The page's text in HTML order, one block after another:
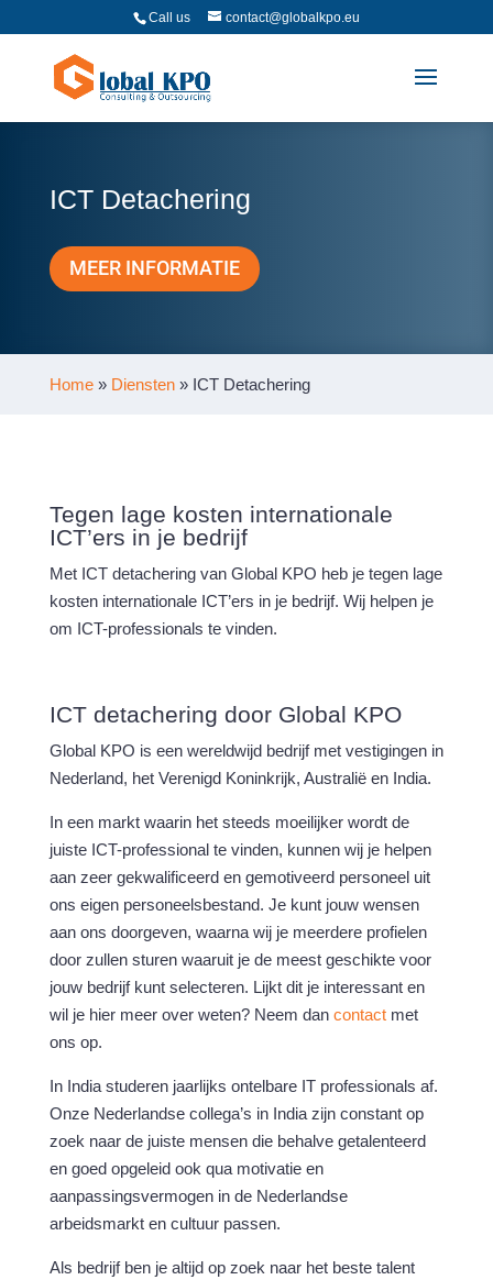
Call us contact@globalkpo.eu
ICT Detachering
MEER INFORMATIE
Home» Diensten» ICT Detachering
Tegen lage kosten internationale
ICT’ers in je bedrijf
Met ICT detachering van Global KPO heb je tegen lage
kosten internationale ICT’ers in je bedrijf. Wij helpen je
om ICT-professionals te vinden.
ICT detachering door Global KPO
Global KPO is een wereldwijd bedrijf met vestigingen in
Nederland, het Verenigd Koninkrijk, Australië en India.
In een markt waarin het steeds moeilijker wordt de
juiste ICT-professional te vinden, kunnen wij je helpen
aan zeer gekwalificeerd en gemotiveerd personeel uit
ons eigen personeelsbestand. Je kunt jouw wensen
aan ons doorgeven, waarna wij je meerdere profielen
door zullen sturen waaruit je de meest geschikte voor
jouw bedrijf kunt selecteren. Lijkt dit je interessant en
wil je hier meer over weten? Neem dan contactmet
ons op.
In India studeren jaarlijks ontelbare IT professionals af.
Onze Nederlandse collega’s in India zijn constant op
zoek naar de juiste mensen die behalve getalenteerd
en goed opgeleid ook qua motivatie en
aanpassingsvermogen in de Nederlandse
arbeidsmarkt en cultuur passen.
Als bedrijf ben je altijd op zoek naar het beste talent